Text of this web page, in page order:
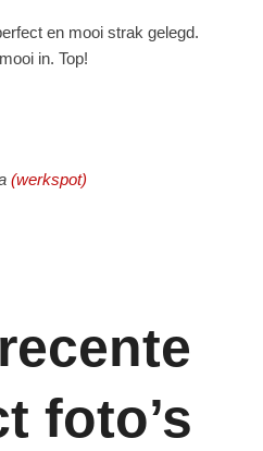
en mooi strak gelegd.
in. Top!
(werkspot)
foto’s